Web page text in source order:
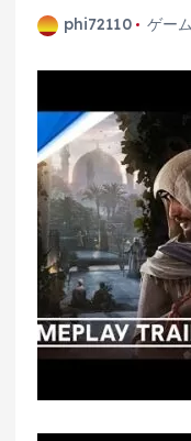
phi72110 ゲーム